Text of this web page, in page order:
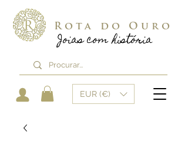
Joias com história
Rota do Ouro
EUR (€)